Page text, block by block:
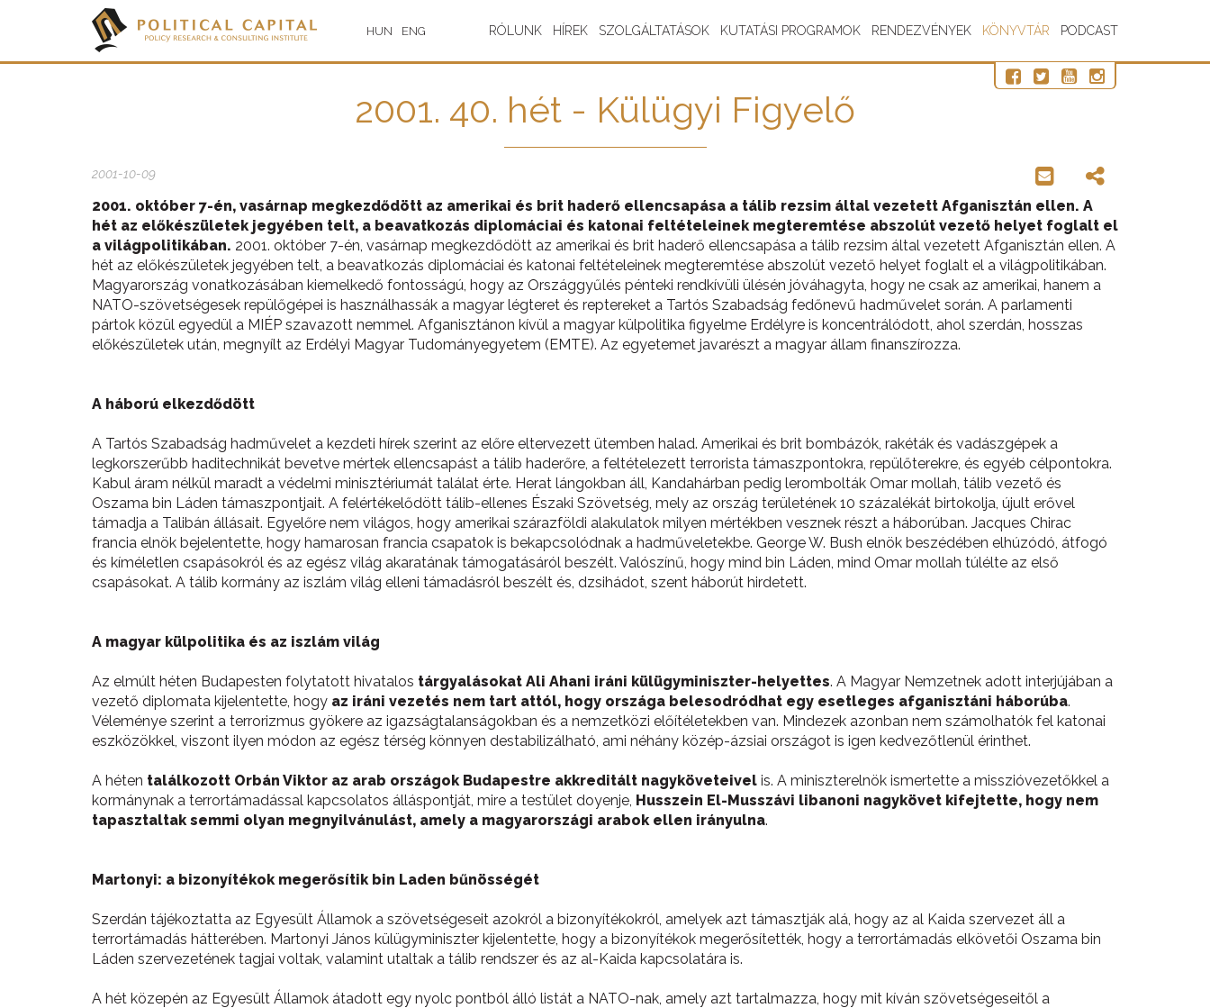
HUN ENG RÓLUNK HÍREK SZOLGÁLTATÁSOK KUTATÁSI PROGRAMOK RENDEZVÉNYEK KÖNYVTÁR PODCAST
2001. 40. hét - Külügyi Figyelő
2001-10-09
2001. október 7-én, vasárnap megkezdődött az amerikai és brit haderő ellencsapása a tálib rezsim által vezetett Afganisztán ellen. A
hét az előkészületek jegyében telt, a beavatkozás diplomáciai és katonai feltételeinek megteremtése abszolút vezető helyet foglalt el
a világpolitikában. 2001. október 7-én, vasárnap megkezdődött az amerikai és brit haderő ellencsapása a tálib rezsim által vezetett Afganisztán ellen. A
hét az előkészületek jegyében telt, a beavatkozás diplomáciai és katonai feltételeinek megteremtése abszolút vezető helyet foglalt el a világpolitikában.
Magyarország vonatkozásában kiemelkedő fontosságú, hogy az Országgyűlés pénteki rendkívüli ülésén jóváhagyta, hogy ne csak az amerikai, hanem a
NATO-szövetségesek repülőgépei is használhassák a magyar légteret és reptereket a Tartós Szabadság fedőnevű hadművelet során. A parlamenti
pártok közül egyedül a MIÉP szavazott nemmel. Afganisztánon kívül a magyar külpolitika figyelme Erdélyre is koncentrálódott, ahol szerdán, hosszas
előkészületek után, megnyílt az Erdélyi Magyar Tudományegyetem (EMTE). Az egyetemet javarészt a magyar állam finanszírozza.
A háború elkezdődött
A Tartós Szabadság hadművelet a kezdeti hírek szerint az előre eltervezett ütemben halad. Amerikai és brit bombázók, rakéták és vadászgépek a
legkorszerűbb haditechnikát bevetve mértek ellencsapást a tálib haderőre, a feltételezett terrorista támaszpontokra, repülőterekre, és egyéb célpontokra.
Kabul áram nélkül maradt a védelmi minisztériumát találat érte. Herat lángokban áll, Kandahárban pedig lerombolták Omar mollah, tálib vezető és
Oszama bin Láden támaszpontjait. A felértékelődött tálib-ellenes Északi Szövetség, mely az ország területének 10 százalékát birtokolja, újult erővel
támadja a Talibán állásait. Egyelőre nem világos, hogy amerikai szárazföldi alakulatok milyen mértékben vesznek részt a háborúban. Jacques Chirac
francia elnök bejelentette, hogy hamarosan francia csapatok is bekapcsolódnak a hadműveletekbe. George W. Bush elnök beszédében elhúzódó, átfogó
és kíméletlen csapásokról és az egész világ akaratának támogatásáról beszélt. Valószínű, hogy mind bin Láden, mind Omar mollah túlélte az első
csapásokat. A tálib kormány az iszlám világ elleni támadásról beszélt és, dzsihádot, szent háborút hirdetett.
A magyar külpolitika és az iszlám világ
Az elmúlt héten Budapesten folytatott hivatalos tárgyalásokat Ali Ahani iráni külügyminiszter-helyettes. A Magyar Nemzetnek adott interjújában a
vezető diplomata kijelentette, hogy az iráni vezetés nem tart attól, hogy országa belesodródhat egy esetleges afganisztáni háborúba.
Véleménye szerint a terrorizmus gyökere az igazságtalanságokban és a nemzetközi előítéletekben van. Mindezek azonban nem számolhatók fel katonai
eszközökkel, viszont ilyen módon az egész térség könnyen destabilizálható, ami néhány közép-ázsiai országot is igen kedvezőtlenül érinthet.
A héten találkozott Orbán Viktor az arab országok Budapestre akkreditált nagyköveteivel is. A miniszterelnök ismertette a misszióvezetőkkel a
kormánynak a terrortámadással kapcsolatos álláspontját, mire a testület doyenje, Husszein El-Musszávi libanoni nagykövet kifejtette, hogy nem
tapasztaltak semmi olyan megnyilvánulást, amely a magyarországi arabok ellen irányulna.
Martonyi: a bizonyítékok megerősítik bin Laden bűnösségét
Szerdán tájékoztatta az Egyesült Államok a szövetségeseit azokról a bizonyítékokról, amelyek azt támasztják alá, hogy az al Kaida szervezet áll a
terrortámadás hátterében. Martonyi János külügyminiszter kijelentette, hogy a bizonyítékok megerősítették, hogy a terrortámadás elkövetői Oszama bin
Láden szervezetének tagjai voltak, valamint utaltak a tálib rendszer és az al-Kaida kapcsolatára is.
A hét közepén az Egyesült Államok átadott egy nyolc pontból álló listát a NATO-nak, amely azt tartalmazza, hogy mit kíván szövetségeseitől a